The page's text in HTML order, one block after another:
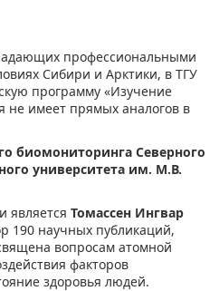
профессиональными
Сибири и Арктики, в ТГУ
программу «Изучение
не имеет прямых аналогов в
биомониторинга Северного
университета им. М.В.
является Томассен Ингвар
190 научных публикаций,
вопросам атомной
факторов
здоровья людей.